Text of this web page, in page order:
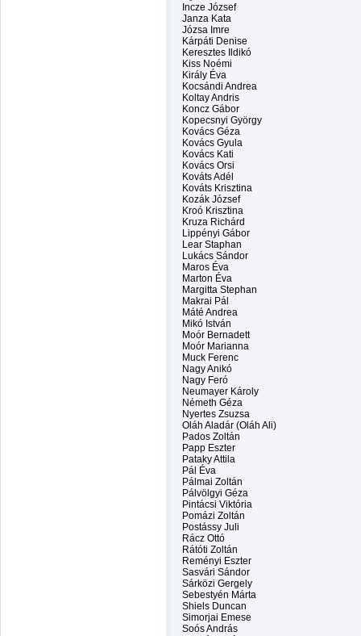
Incze József
Janza Kata
Józsa Imre
Kárpáti Denise
Keresztes Ildikó
Kiss Noémi
Király Éva
Kocsándi Andrea
Koltay Andris
Koncz Gábor
Kopecsnyi György
Kovács Géza
Kovács Gyula
Kovács Kati
Kovács Orsi
Kováts Adél
Kováts Krisztina
Kozák József
Kroó Krisztina
Kruza Richárd
Lippényi Gábor
Lear Staphan
Lukács Sándor
Maros Éva
Marton Éva
Margitta Stephan
Makrai Pál
Máté Andrea
Mikó István
Moór Bernadett
Moór Marianna
Muck Ferenc
Nagy Anikó
Nagy Feró
Neumayer Károly
Németh Géza
Nyertes Zsuzsa
Oláh Aladár (Oláh Ali)
Pados Zoltán
Papp Eszter
Pataky Attila
Pál Éva
Pálmai Zoltán
Pálvölgyi Géza
Pintácsi Viktória
Pomázi Zoltán
Postássy Juli
Rácz Ottó
Rátóti Zoltán
Reményi Eszter
Sasvári Sándor
Sárközi Gergely
Sebestyén Márta
Shiels Duncan
Simorjai Emese
Soós András